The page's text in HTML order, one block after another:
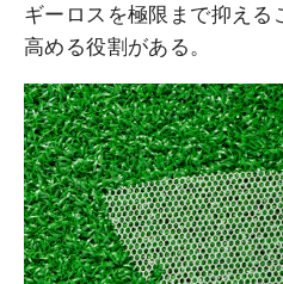
ギーロスを極限まで抑える
高める役割がある。